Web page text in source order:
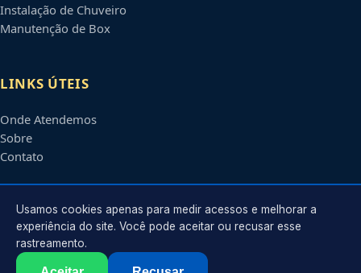
Instalação de Chuveiro
Manutenção de Box
LINKS ÚTEIS
Onde Atendemos
Sobre
Contato
CONTATO
Atendimento em
contato@encanadorembetim.com.br
Usamos cookies apenas para medir acessos e melhorar a
experiência do site. Você pode aceitar ou recusar esse
rastreamento.